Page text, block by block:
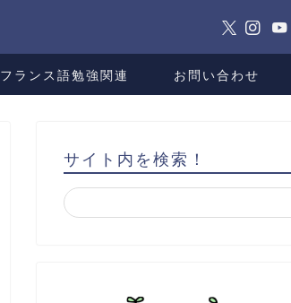
フランス語勉強関連 お問い合わせ
サイト内を検索！